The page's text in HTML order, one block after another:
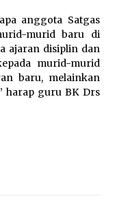
Perkuat
Papua
anggota Satgas
murid baru di
ajaran disiplin dan
murid-murid
baru, melainkan
harap guru BK Drs